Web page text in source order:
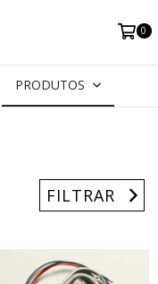
0
PRODUTOS
FILTRAR